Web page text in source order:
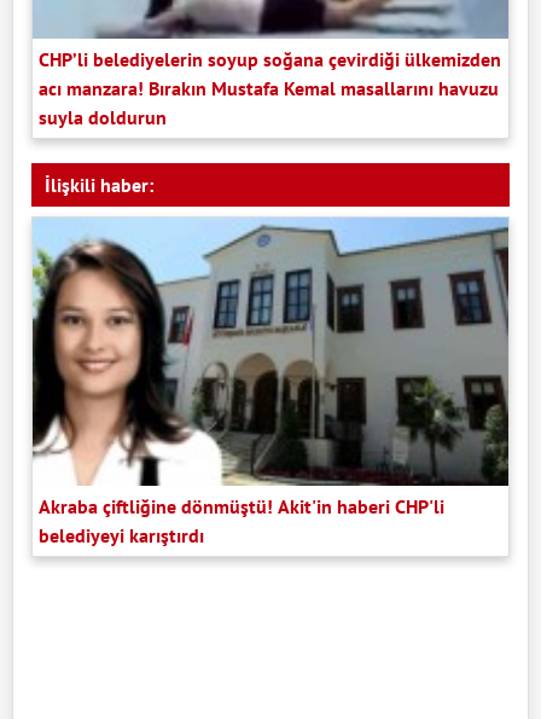
CHP’li belediyelerin soyup soğana çevirdiği ülkemizden
acı manzara! Bırakın Mustafa Kemal masallarını havuzu
suyla doldurun
İlişkili haber:
Akraba çiftliğine dönmüştü! Akit'in haberi CHP'li
belediyeyi karıştırdı